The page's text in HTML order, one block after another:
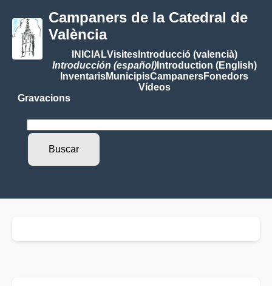
Campaners de la Catedral de
València
INICIALVisitesIntroducció (valencià)
Introducción (español)Introduction (English)
InventarisMunicipisCampanersFonedors
Vídeos
Gravacions